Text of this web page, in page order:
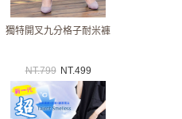
獨特開叉九分格子耐米褲
NT.799 NT.499